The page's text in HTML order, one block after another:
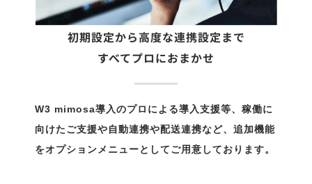
初期設定から高度な連携設定まで
すべてプロにおまかせ
W3 mimosa導入のプロによる導入支援等、稼働に
向けたご支援や自動連携や配送連携など、追加機能
をオプションメニューとしてご用意しております。